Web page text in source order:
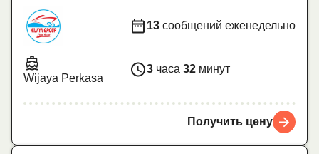
Wijaya Perkasa
13 сообщений еженедельно
3 часа 32 минут
Получить цену